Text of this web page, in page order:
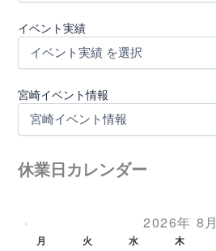
イベント実績
宮崎イベント情報
休業日カレンダー
‹ 2026年 8月
月 火 水 木